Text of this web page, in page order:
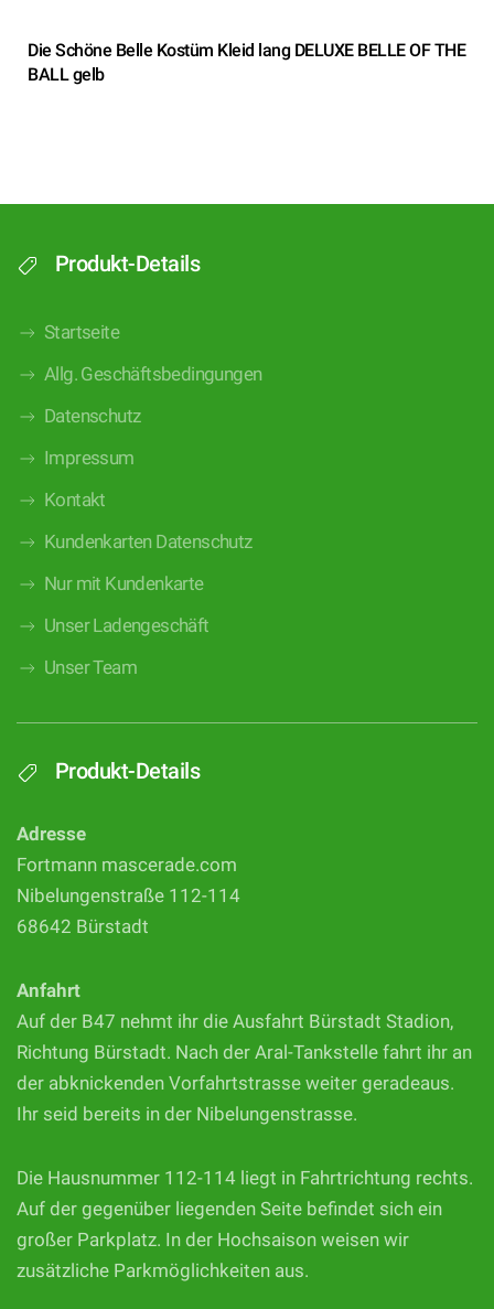
Die Schöne Belle Kostüm Kleid lang DELUXE BELLE OF THE
BALL gelb
Produkt-Details
Startseite
Allg. Geschäftsbedingungen
Datenschutz
Impressum
Kontakt
Kundenkarten Datenschutz
Nur mit Kundenkarte
Unser Ladengeschäft
Unser Team
Produkt-Details
Adresse
Fortmann mascerade.com
Nibelungenstraße 112-114
68642 Bürstadt
Anfahrt
Auf der B47 nehmt ihr die Ausfahrt Bürstadt Stadion,
Richtung Bürstadt. Nach der Aral-Tankstelle fahrt ihr an
der abknickenden Vorfahrtstrasse weiter geradeaus.
Ihr seid bereits in der Nibelungenstrasse.
Die Hausnummer 112-114 liegt in Fahrtrichtung rechts.
Auf der gegenüber liegenden Seite befindet sich ein
großer Parkplatz. In der Hochsaison weisen wir
zusätzliche Parkmöglichkeiten aus.